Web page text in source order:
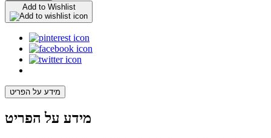
Add to Wishlist
מידע על הפריט
מידע על הפריט